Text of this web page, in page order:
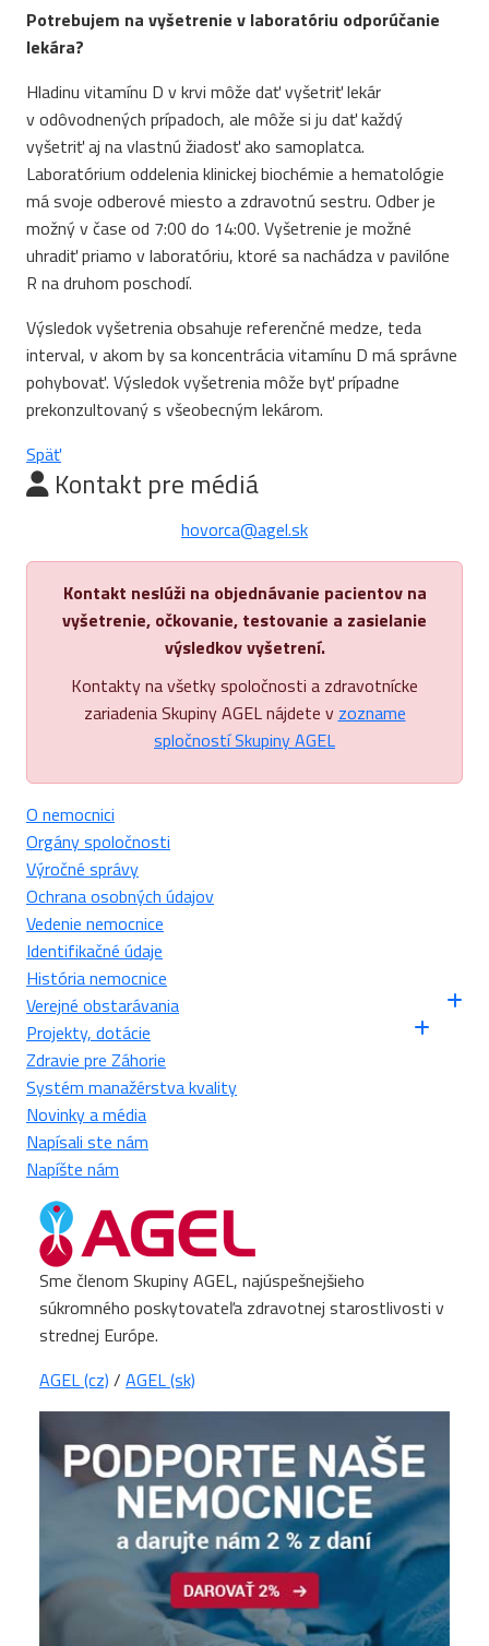
Potrebujem na vyšetrenie v laboratóriu odporúčanie
lekára?
Hladinu vitamínu D v krvi môže dať vyšetriť lekár
v odôvodnených prípadoch, ale môže si ju dať každý
vyšetriť aj na vlastnú žiadosť ako samoplatca.
Laboratórium oddelenia klinickej biochémie a hematológie
má svoje odberové miesto a zdravotnú sestru. Odber je
možný v čase od 7:00 do 14:00. Vyšetrenie je možné
uhradiť priamo v laboratóriu, ktoré sa nachádza v pavilóne
R na druhom poschodí.
Výsledok vyšetrenia obsahuje referenčné medze, teda
interval, v akom by sa koncentrácia vitamínu D má správne
pohybovať. Výsledok vyšetrenia môže byť prípadne
prekonzultovaný s všeobecným lekárom.
Späť
Kontakt pre médiá
hovorca@agel.sk
Kontakt neslúži na objednávanie pacientov na
vyšetrenie, očkovanie, testovanie a zasielanie
výsledkov vyšetrení.
Kontakty na všetky spoločnosti a zdravotnícke
zariadenia Skupiny AGEL nájdete v zozname
spločností Skupiny AGEL
O nemocnici
Orgány spoločnosti
Výročné správy
Ochrana osobných údajov
Vedenie nemocnice
Identifikačné údaje
História nemocnice
Verejné obstarávania
Projekty, dotácie
Zdravie pre Záhorie
Systém manažérstva kvality
Novinky a média
Napísali ste nám
Napíšte nám
Sme členom Skupiny AGEL, najúspešnejšieho
súkromného poskytovateľa zdravotnej starostlivosti v
strednej Európe.
AGEL (cz) / AGEL (sk)